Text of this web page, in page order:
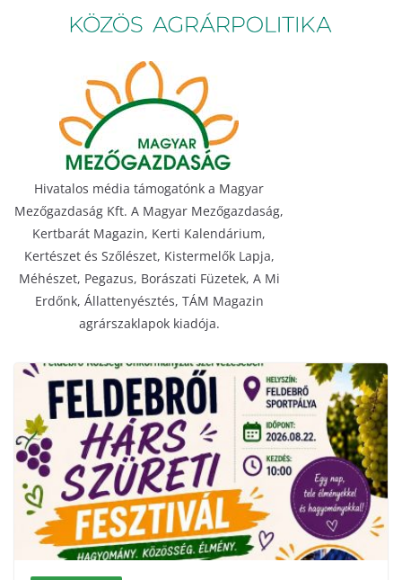
Hivatalos média támogatónk a Magyar
Mezőgazdaság Kft. A Magyar Mezőgazdaság,
Kertbarát Magazin, Kerti Kalendárium,
Kertészet és Szőlészet, Kistermelők Lapja,
Méhészet, Pegazus, Borászati Füzetek, A Mi
Erdőnk, Állattenyésztés, TÁM Magazin
agrárszaklapok kiadója.